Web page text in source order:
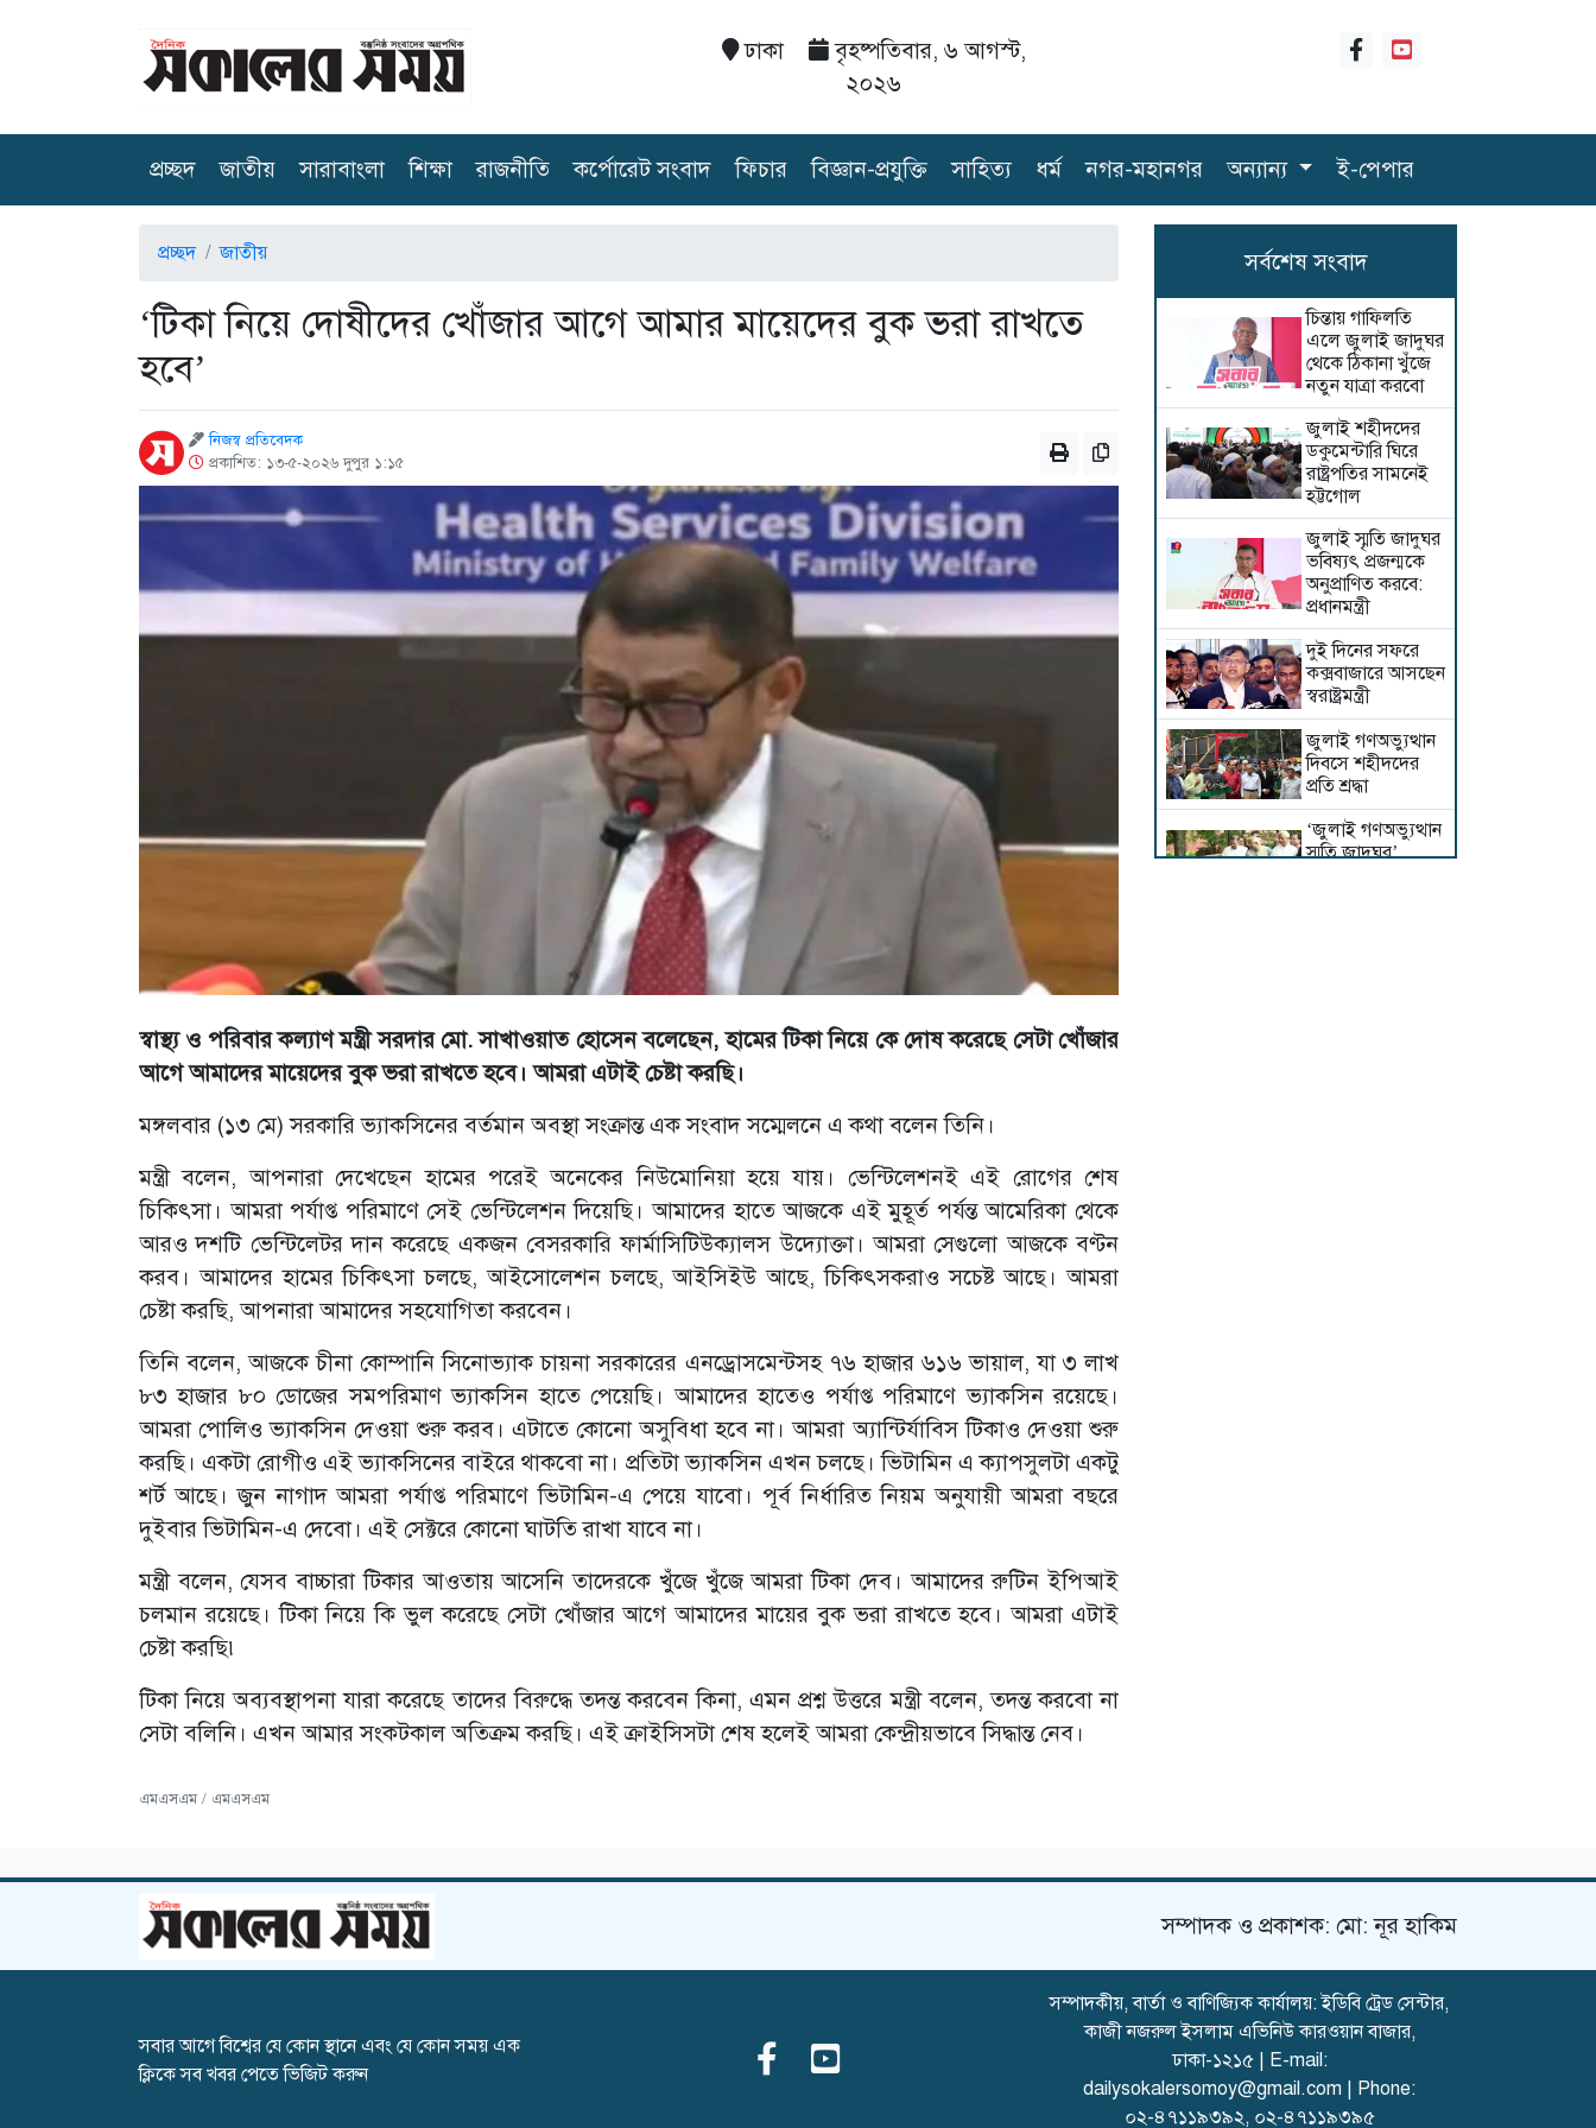
ঢাকা
বৃহষ্পতিবার, ৬ আগস্ট,
২০২৬
প্রচ্ছদ(current)
জাতীয় সারাবাংলা শিক্ষা রাজনীতি কর্পোরেট সংবাদ ফিচার বিজ্ঞান-প্রযুক্তি সাহিত্য ধর্ম নগর-মহানগর অন্যান্য ই-পেপার
প্রচ্ছদ জাতীয়
‘টিকা নিয়ে দোষীদের খোঁজার আগে আমার মায়েদের বুক ভরা রাখতে
হবে’
নিজস্ব প্রতিবেদক
প্রকাশিত: ১৩-৫-২০২৬ দুপুর ১:১৫
স্বাস্থ্য ও পরিবার কল্যাণ মন্ত্রী সরদার মো. সাখাওয়াত হোসেন বলেছেন, হামের টিকা নিয়ে কে দোষ করেছে সেটা খোঁজার
আগে আমাদের মায়েদের বুক ভরা রাখতে হবে। আমরা এটাই চেষ্টা করছি।
মঙ্গলবার (১৩ মে) সরকারি ভ্যাকসিনের বর্তমান অবস্থা সংক্রান্ত এক সংবাদ সম্মেলনে এ কথা বলেন তিনি।
মন্ত্রী বলেন, আপনারা দেখেছেন হামের পরেই অনেকের নিউমোনিয়া হয়ে যায়। ভেন্টিলেশনই এই রোগের শেষ
চিকিৎসা। আমরা পর্যাপ্ত পরিমাণে সেই ভেন্টিলেশন দিয়েছি। আমাদের হাতে আজকে এই মুহূর্ত পর্যন্ত আমেরিকা থেকে
আরও দশটি ভেন্টিলেটর দান করেছে একজন বেসরকারি ফার্মাসিটিউক্যালস উদ্যােক্তা। আমরা সেগুলো আজকে বণ্টন
করব। আমাদের হামের চিকিৎসা চলছে, আইসোলেশন চলছে, আইসিইউ আছে, চিকিৎসকরাও সচেষ্ট আছে। আমরা
চেষ্টা করছি, আপনারা আমাদের সহযোগিতা করবেন।
তিনি বলেন, আজকে চীনা কোম্পানি সিনোভ্যাক চায়না সরকারের এনড্রোসমেন্টসহ ৭৬ হাজার ৬১৬ ভায়াল, যা ৩ লাখ
৮৩ হাজার ৮০ ডোজের সমপরিমাণ ভ্যাকসিন হাতে পেয়েছি। আমাদের হাতেও পর্যাপ্ত পরিমাণে ভ্যাকসিন রয়েছে।
আমরা পোলিও ভ্যাকসিন দেওয়া শুরু করব। এটাতে কোনো অসুবিধা হবে না। আমরা অ্যান্টির্যাবিস টিকাও দেওয়া শুরু
করছি। একটা রোগীও এই ভ্যাকসিনের বাইরে থাকবো না। প্রতিটা ভ্যাকসিন এখন চলছে। ভিটামিন এ ক্যাপসুলটা একটু
শর্ট আছে। জুন নাগাদ আমরা পর্যাপ্ত পরিমাণে ভিটামিন-এ পেয়ে যাবো। পূর্ব নির্ধারিত নিয়ম অনুযায়ী আমরা বছরে
দুইবার ভিটামিন-এ দেবো। এই সেক্টরে কোনো ঘাটতি রাখা যাবে না।
মন্ত্রী বলেন, যেসব বাচ্চারা টিকার আওতায় আসেনি তাদেরকে খুঁজে খুঁজে আমরা টিকা দেব। আমাদের রুটিন ইপিআই
চলমান রয়েছে। টিকা নিয়ে কি ভুল করেছে সেটা খোঁজার আগে আমাদের মায়ের বুক ভরা রাখতে হবে। আমরা এটাই
চেষ্টা করছি৷
টিকা নিয়ে অব্যবস্থাপনা যারা করেছে তাদের বিরুদ্ধে তদন্ত করবেন কিনা, এমন প্রশ্ন উত্তরে মন্ত্রী বলেন, তদন্ত করবো না
সেটা বলিনি। এখন আমার সংকটকাল অতিক্রম করছি। এই ক্রাইসিসটা শেষ হলেই আমরা কেন্দ্রীয়ভাবে সিদ্ধান্ত নেব।
এমএসএম / এমএসএম
সর্বশেষ সংবাদ
চিন্তায় গাফিলতি
এলে জুলাই জাদুঘর
থেকে ঠিকানা খুঁজে
নতুন যাত্রা করবো
জুলাই শহীদদের
ডকুমেন্টারি ঘিরে
রাষ্ট্রপতির সামনেই
হট্টগোল
জুলাই স্মৃতি জাদুঘর
ভবিষ্যৎ প্রজন্মকে
অনুপ্রাণিত করবে:
প্রধানমন্ত্রী
দুই দিনের সফরে
কক্সবাজারে আসছেন
স্বরাষ্ট্রমন্ত্রী
জুলাই গণঅভ্যুত্থান
দিবসে শহীদদের
প্রতি শ্রদ্ধা
‘জুলাই গণঅভ্যুত্থান
স্মৃতি জাদুঘর’
সম্পাদক ও প্রকাশক: মো: নূর হাকিম
সবার আগে বিশ্বের যে কোন স্থানে এবং যে কোন সময় এক
ক্লিকে সব খবর পেতে ভিজিট করুন
সম্পাদকীয়, বার্তা ও বাণিজ্যিক কার্যালয়: ইডিবি ট্রেড সেন্টার,
কাজী নজরুল ইসলাম এভিনিউ কারওয়ান বাজার,
ঢাকা-১২১৫ | E-mail:
dailysokalersomoy@gmail.com | Phone:
০২-৪৭১১৯৩৯২, ০২-৪৭১১৯৩৯৫